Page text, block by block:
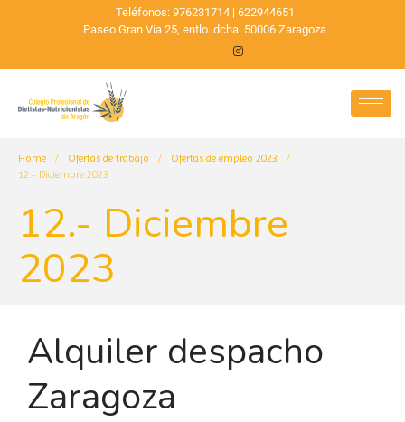
Teléfonos: 976231714 | 622944651
Paseo Gran Vía 25, entlo. dcha. 50006 Zaragoza
Home / Ofertas de trabajo / Ofertas de empleo 2023
/
12.- Diciembre 2023
12.- Diciembre
2023
Alquiler despacho
Zaragoza